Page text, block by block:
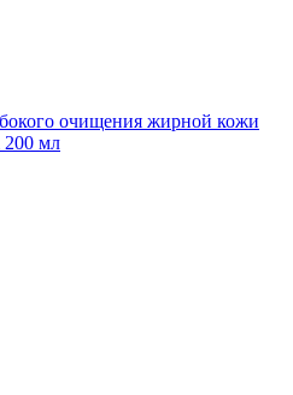
очищения жирной кожи
200 мл